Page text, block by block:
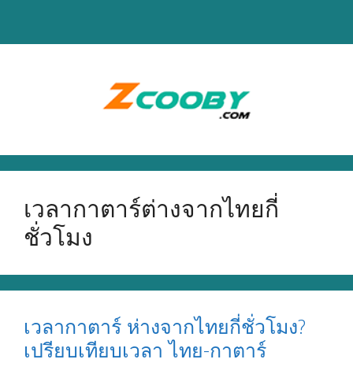
เวลากาตาร์ต่างจากไทยกี่
ชั่วโมง
เวลากาตาร์ ห่างจากไทยกี่ชั่วโมง?
เปรียบเทียบเวลา ไทย-กาตาร์